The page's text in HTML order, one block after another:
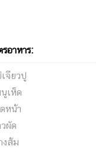
อาหาร:
เจียวปู
นูเห็ด
หน้า
ผัด
งส้ม